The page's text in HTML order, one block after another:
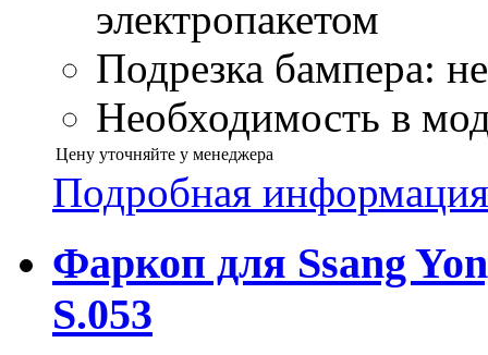
электропакетом
Подрезка бампера:
Необходимость в
Цену уточняйте у менеджера
Подробная информация
Фаркоп для Ssang
S.053